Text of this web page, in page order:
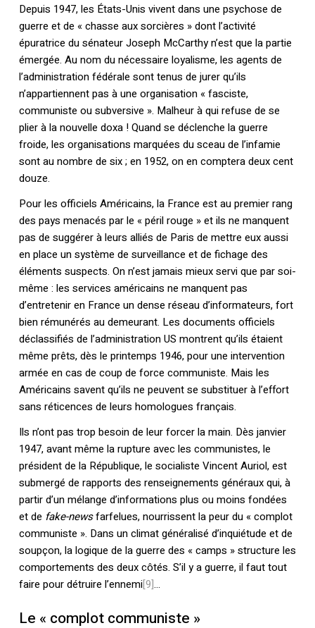
Depuis 1947, les États-Unis vivent dans une psychose de
guerre et de « chasse aux sorcières » dont l’activité
épuratrice du sénateur Joseph McCarthy n’est que la partie
émergée. Au nom du nécessaire loyalisme, les agents de
l’administration fédérale sont tenus de jurer qu’ils
n’appartiennent pas à une organisation « fasciste,
communiste ou subversive ». Malheur à qui refuse de se
plier à la nouvelle doxa ! Quand se déclenche la guerre
froide, les organisations marquées du sceau de l’infamie
sont au nombre de six ; en 1952, on en comptera deux cent
douze.
Pour les officiels Américains, la France est au premier rang
des pays menacés par le « péril rouge » et ils ne manquent
pas de suggérer à leurs alliés de Paris de mettre eux aussi
en place un système de surveillance et de fichage des
éléments suspects. On n’est jamais mieux servi que par soi-
même : les services américains ne manquent pas
d’entretenir en France un dense réseau d’informateurs, fort
bien rémunérés au demeurant. Les documents officiels
déclassifiés de l’administration US montrent qu’ils étaient
même prêts, dès le printemps 1946, pour une intervention
armée en cas de coup de force communiste. Mais les
Américains savent qu’ils ne peuvent se substituer à l’effort
sans réticences de leurs homologues français.
Ils n’ont pas trop besoin de leur forcer la main. Dès janvier
1947, avant même la rupture avec les communistes, le
président de la République, le socialiste Vincent Auriol, est
submergé de rapports des renseignements généraux qui, à
partir d’un mélange d’informations plus ou moins fondées
et de fake-newsfarfelues, nourrissent la peur du « complot
communiste ». Dans un climat généralisé d’inquiétude et de
soupçon, la logique de la guerre des « camps » structure les
comportements des deux côtés. S’il y a guerre, il faut tout
faire pour détruire l’ennemi[9]…
Le « complot communiste »